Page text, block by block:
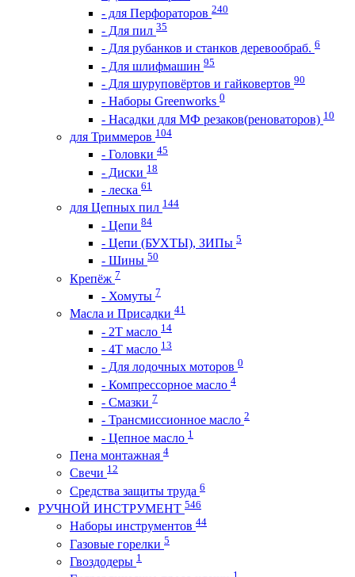
- для Перфораторов 240
- Для пил 35
- Для рубанков и станков деревообраб. 6
- Для шлифмашин 95
- Для шуруповёртов и гайковертов 90
- Наборы Greenworks 0
- Насадки для МФ резаков(реноваторов) 10
для Триммеров 104
- Головки 45
- Диски 18
- леска 61
для Цепных пил 144
- Цепи 84
- Цепи (БУХТЫ), ЗИПы 5
- Шины 50
Крепёж 7
- Хомуты 7
Масла и Присадки 41
- 2Т масло 14
- 4Т масло 13
- Для лодочных моторов 0
- Компрессорное масло 4
- Смазки 7
- Трансмиссионное масло 2
- Цепное масло 1
Пена монтажная 4
Свечи 12
Средства защиты труда 6
РУЧНОЙ ИНСТРУМЕНТ 546
Наборы инструментов 44
Газовые горелки 5
Гвоздодеры 1